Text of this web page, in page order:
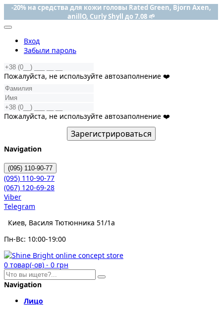
-20% на средства для кожи головы Rated Green, Bjorn Axen,
anillO, Curly Shyll до 7.08 🌱
Вход
Забыли пароль
Пожалуйста, не используйте автозаполнение ❤️
Пожалуйста, не используйте автозаполнение ❤️
Зарегистрироваться
Navigation
(095) 110-90-77
(095) 110-90-77
(067) 120-69-28
Viber
Telegram
Киев, Василя Тютюнника 51/1а
Пн-Вс: 10:00-19:00
0 товар(-ов) - 0 грн
Navigation
Лицо